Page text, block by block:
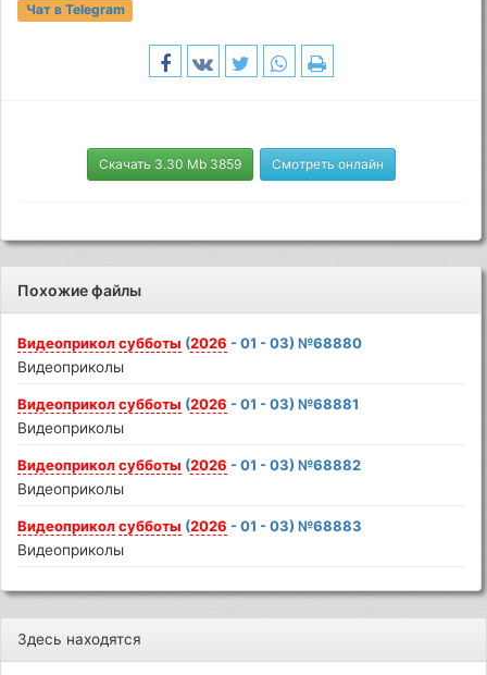
Чат в Telegram
Скачать 3.30 Mb 3859 Смотреть онлайн
Похожие файлы
Видеоприкол субботы (2026 - 01 - 03) №68880
Видеоприколы
Видеоприкол субботы (2026 - 01 - 03) №68881
Видеоприколы
Видеоприкол субботы (2026 - 01 - 03) №68882
Видеоприколы
Видеоприкол субботы (2026 - 01 - 03) №68883
Видеоприколы
Здесь находятся